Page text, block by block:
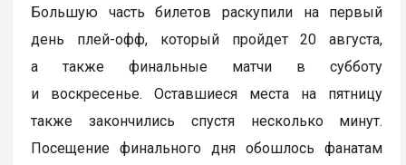
Большую часть билетов раскупили на первый
день плей-офф, который пройдет 20 августа,
а также финальные матчи в субботу
и воскресенье. Оставшиеся места на пятницу
также закончились спустя несколько минут.
Посещение финального дня обошлось фанатам